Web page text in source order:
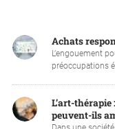
Achats
L’engouement
préoccupations
L’art-
peuvent-ils